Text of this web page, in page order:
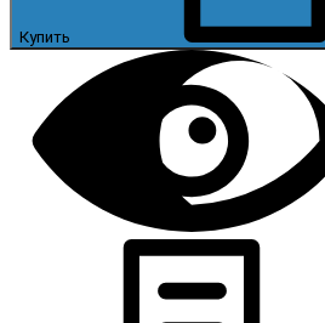
Купить